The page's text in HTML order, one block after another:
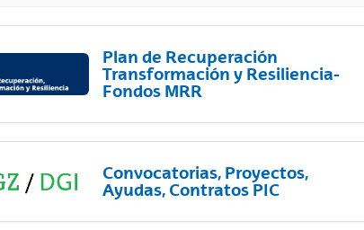
Plan de Recuperación
Transformación y Resiliencia-
Fondos MRR
Convocatorias, Proyectos,
Ayudas, Contratos PIC